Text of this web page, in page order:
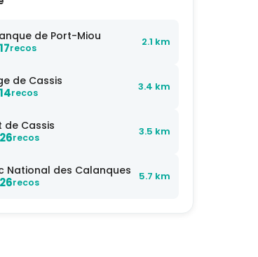
de Port-Miou
recos 2.1 km
de Cassis
recos 3.4 km
de Cassis
recos 3.5 km
National des Calanques
recos 5.7 km